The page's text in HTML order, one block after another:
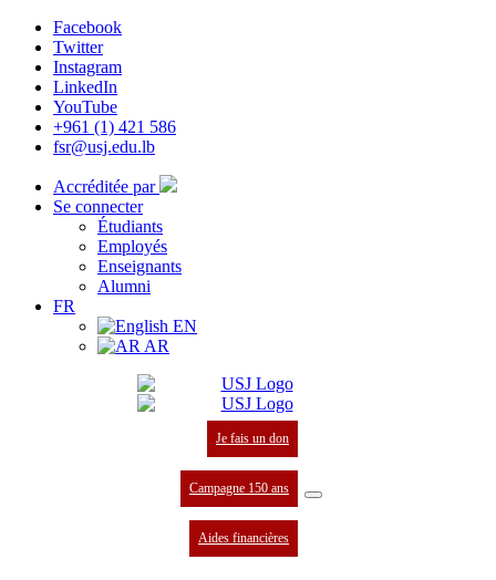
Facebook
Twitter
Instagram
LinkedIn
YouTube
+961 (1) 421 586
fsr@usj.edu.lb
Accréditée par
Se connecter
Étudiants
Employés
Enseignants
Alumni
FR
EN
AR
Je fais un don
Campagne 150 ans
Aides financières